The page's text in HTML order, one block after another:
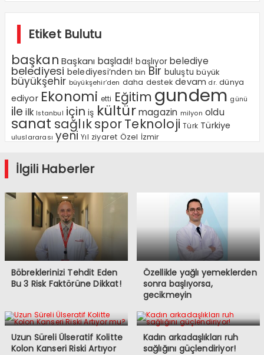
Etiket Bulutu
başkan Başkanı başladı! başlıyor belediye
belediyesi belediyesi’nden bin Bir buluştu büyük
büyükşehir büyükşehir’den daha destek devam dr. dünya
ediyor Ekonomi etti Eğitim gundem günü
ile ilk Istanbul için iş kültür magazin milyon oldu
sanat sağlıksporTeknoloji Türk Türkiye
uluslararası yeni Yıl ziyaret Özel İzmir
İlgili Haberler
Böbreklerinizi Tehdit Eden
Bu 3 Risk Faktörüne Dikkat!
Özellikle yağlı yemeklerden
sonra başlıyorsa,
gecikmeyin
Uzun Süreli Ülseratif Kolitte
Kolon Kanseri Riski Artıyor
Kadın arkadaşlıkları ruh
sağlığını güçlendiriyor!